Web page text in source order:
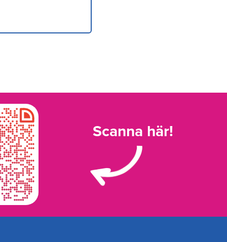
Scanna här!